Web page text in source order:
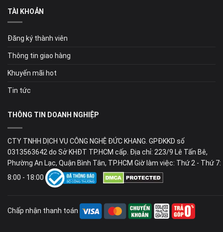
TÀI KHOẢN
Đăng ký thành viên
Thông tin giao hàng
Khuyến mãi hot
Tin tức
THÔNG TIN DOANH NGHIỆP
CTY TNHH DỊCH VỤ CÔNG NGHỆ ĐỨC KHANG. GPĐKKD số
0313563642 do Sở KHĐT TP.HCM cấp. Địa chỉ: 223/9 Lê Tấn Bê,
Phường An Lạc, Quận Bình Tân, TP.HCM Giờ làm việc: Thứ 2 - Thứ 7:
8:00 - 18:00
Chấp nhận thanh toán